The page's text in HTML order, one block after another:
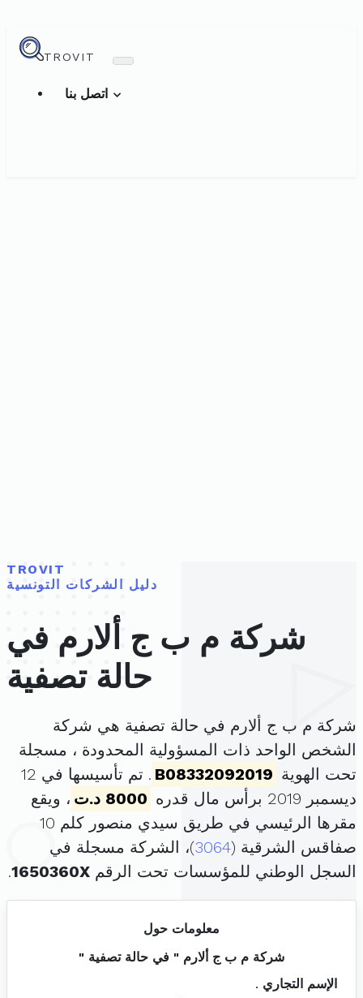
TROVIT
TROVIT
دليل الشركات التونسية
شركة م ب ج ألارم في
حالة تصفية
شركة م ب ج ألارم في حالة تصفية هي شركة
الشخص الواحد ذات المسؤولية المحدودة ، مسجلة
تحت الهوية B08332092019
. تم تأسيسها في 12
ديسمبر 2019 برأس مال قدره
8000 د.ت
، ويقع
مقرها الرئيسي في طريق سيدي منصور كلم 10
صفاقس الشرقية (3064)، الشركة مسجلة في
السجل الوطني للمؤسسات تحت الرقم 1650360X
.
معلومات حول
شركة م ب ج ألارم " في حالة تصفية "
الإسم التجاري .